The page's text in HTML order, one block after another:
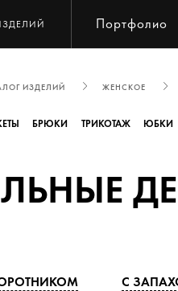
Портфолио
ИЗДЕЛИЙ ЖЕНСКОЕ
БРЮКИ ТРИКОТАЖ ЮБКИ
С